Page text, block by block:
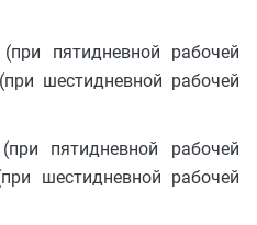
пятидневной рабочей
шестидневной рабочей
пятидневной рабочей
шестидневной рабочей